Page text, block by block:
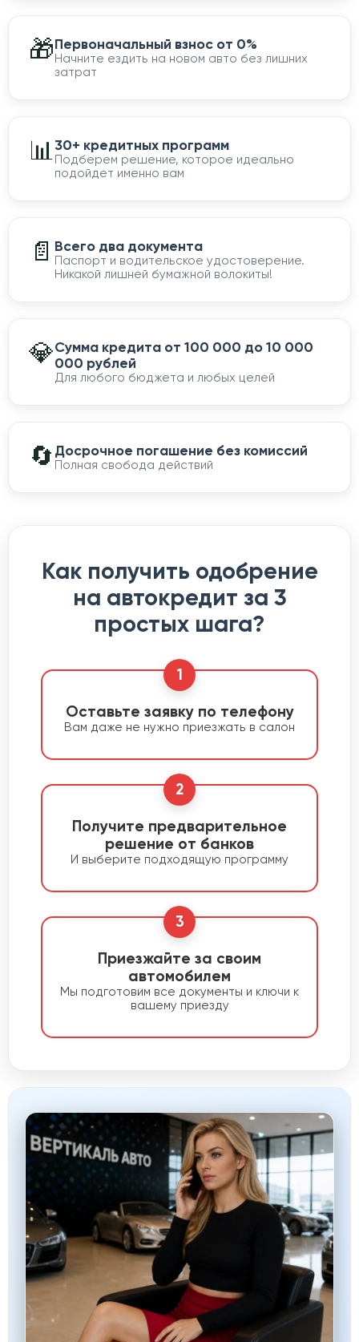
🎁Первоначальный взнос от 0%
Начните ездить на новом авто без лишних
затрат
📊30+ кредитных программ
Подберем решение, которое идеально
подойдет именно вам
📄 Всего два документа
Паспорт и водительское удостоверение.
Никакой лишней бумажной волокиты!
💎Сумма кредита от 100 000 до 10 000
000 рублей
Для любого бюджета и любых целей
🔄 Досрочное погашение без комиссий
Полная свобода действий
Как получить одобрение
на автокредит за 3
простых шага?
1
Оставьте заявку по телефону
Вам даже не нужно приезжать в салон
2
Получите предварительное
решение от банков
И выберите подходящую программу
3
Приезжайте за своим
автомобилем
Мы подготовим все документы и ключи к
вашему приезду